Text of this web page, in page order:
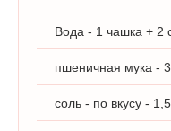
Вода - 1 чашка + 2
пшеничная мука - 3
соль - по вкусу -